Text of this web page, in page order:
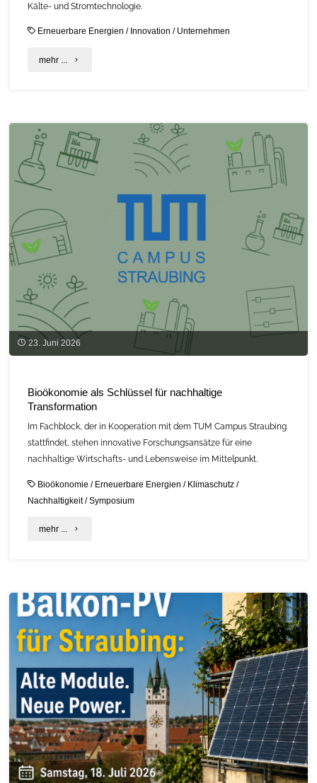
Kälte- und Stromtechnologie.
Erneuerbare Energien / Innovation / Unternehmen
mehr ... "Ideenwettbewerb
Wärme-,
Kälte-
bayerische
Unternehmen"
23. Juni 2026
Bioökonomie als Schlüssel für nachhaltige
Transformation
Im Fachblock, der in Kooperation mit dem TUM Campus Straubing
stattfindet, stehen innovative Forschungsansätze für eine
nachhaltige Wirtschafts- und Lebensweise im Mittelpunkt.
Bioökonomie / Erneuerbare Energien / Klimaschutz /
Nachhaltigkeit/ Symposium
mehr ... "Bioökonomie
für
nachhaltige
Transformation"